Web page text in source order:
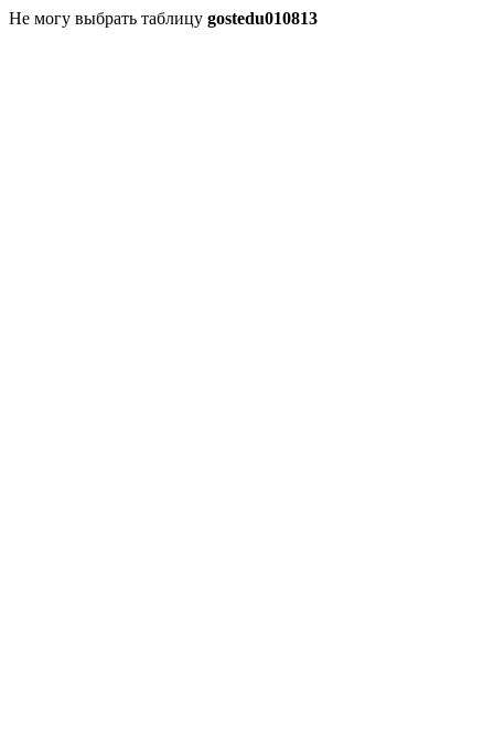
Не могу выбрать таблицу gostedu010813